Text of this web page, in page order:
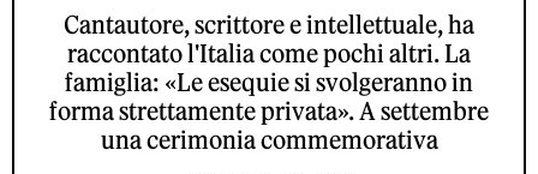
Cantautore, scrittore e intellettuale, ha
raccontato l'Italia come pochi altri. La
famiglia: «Le esequie si svolgeranno in
forma strettamente privata». A settembre
una cerimonia commemorativa